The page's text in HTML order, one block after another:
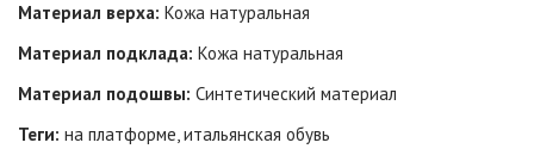
Материал верха: Кожа натуральная
Материал подклада: Кожа натуральная
Материал подошвы: Синтетический материал
Теги: на платформе, итальянская обувь